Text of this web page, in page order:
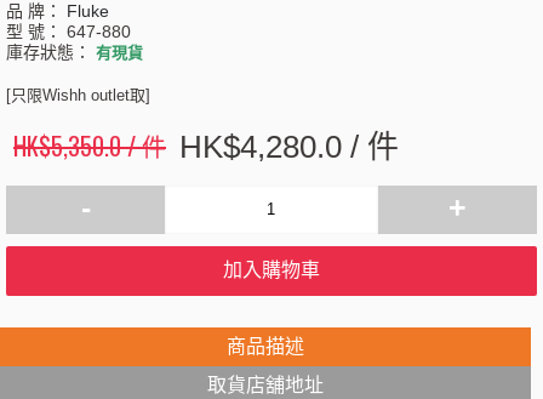
品 牌： Fluke
型 號： 647-880
庫存狀態： 有現貨
[只限Wishh outlet取]
HK$5,350.0 / 件 HK$4,280.0 / 件
- +
加入購物車
商品描述
取貨店舖地址